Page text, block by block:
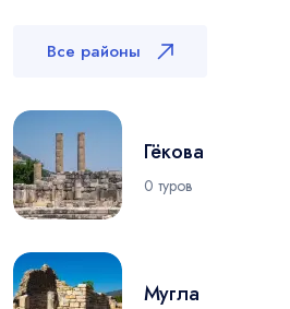
Все районы
Гёкова
0 туров
Мугла